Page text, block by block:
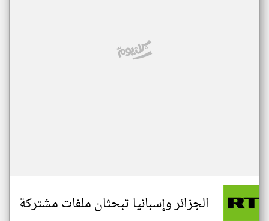
الجزائر وإسبانيا تبحثان ملفات مشتركة